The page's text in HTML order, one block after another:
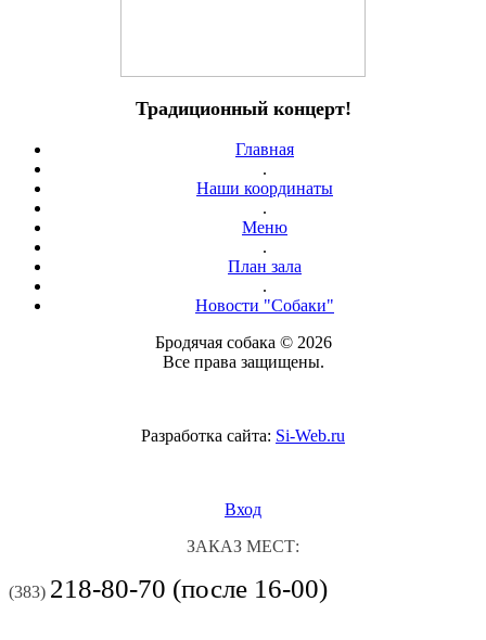
Традиционный концерт!
Главная
.
Наши координаты
.
Меню
.
План зала
.
Новости "Собаки"
Бродячая собака © 2026
Все права защищены.
Разработка сайта: Si-Web.ru
Вход
ЗАКАЗ МЕСТ:
(383) 218-80-70 (после 16-00)